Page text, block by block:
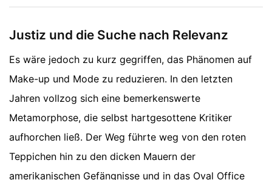
Justiz und die Suche nach Relevanz
Es wäre jedoch zu kurz gegriffen, das Phänomen auf
Make-up und Mode zu reduzieren. In den letzten
Jahren vollzog sich eine bemerkenswerte
Metamorphose, die selbst hartgesottene Kritiker
aufhorchen ließ. Der Weg führte weg von den roten
Teppichen hin zu den dicken Mauern der
amerikanischen Gefängnisse und in das Oval Office